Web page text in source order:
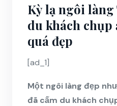
Kỳ lạ ngôi làng
du khách chụp
quá đẹp
[ad_1]
Một ngôi làng đẹp
đã cấm du khách